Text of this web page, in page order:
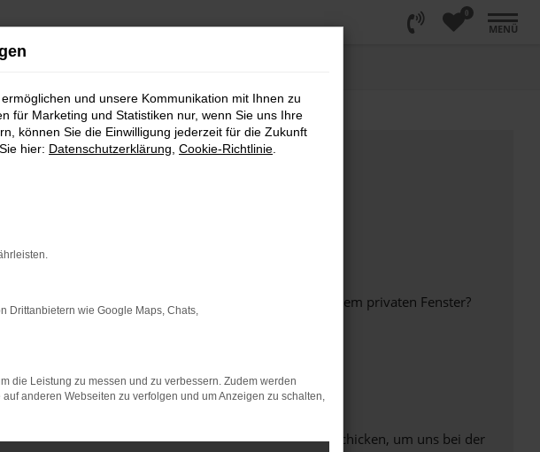
0
MENÜ
die Seite in einem anderen Browser oder in einem privaten Fenster?
Funktionen nicht mehr unterstützt werden.
Problem zu beheben. Du kannst uns diesen Text schicken, um uns bei der
und unsere Kommunikation mit Ihnen zu
für Marketing und Statistiken nur, wenn Sie uns Ihre
können Sie die Einwilligung jederzeit für die Zukunft
hier: Datenschutzerklärung Cookie-Richtlinie
Drittanbietern wie Google Maps, Chats,
die Leistung zu messen und zu verbessern. Zudem werden
anderen Webseiten zu verfolgen und um Anzeigen zu schalten,